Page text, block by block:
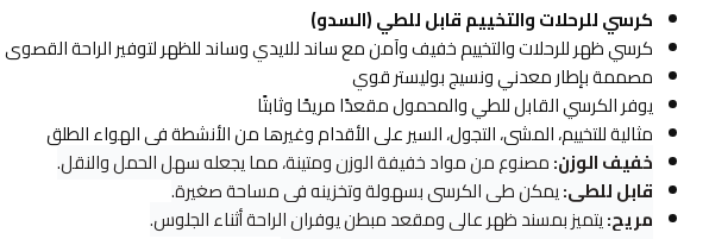
كرسي للرحلات والتخييم قابل للطي (السدو)
كرسي ظهر للرحلات والتخييم خفيف وآمن مع ساند للايدي وساند للظهر لتوفير الراحة القصوى
مصممة بإطار معدني ونسيج بوليستر قوي
يوفر الكرسي القابل للطي والمحمول مقعدًا مريحًا وثابتًا
مثالية للتخييم، المشي، التجول، السير على الأقدام وغيرها من الأنشطة في الهواء الطلق
خفيف الوزن:مصنوع من مواد خفيفة الوزن ومتينة، مما يجعله سهل الحمل والنقل.
قابل للطي:يمكن طي الكرسي بسهولة وتخزينه في مساحة صغيرة.
مريح:يتميز بمسند ظهر عالي ومقعد مبطن يوفران الراحة أثناء الجلوس.